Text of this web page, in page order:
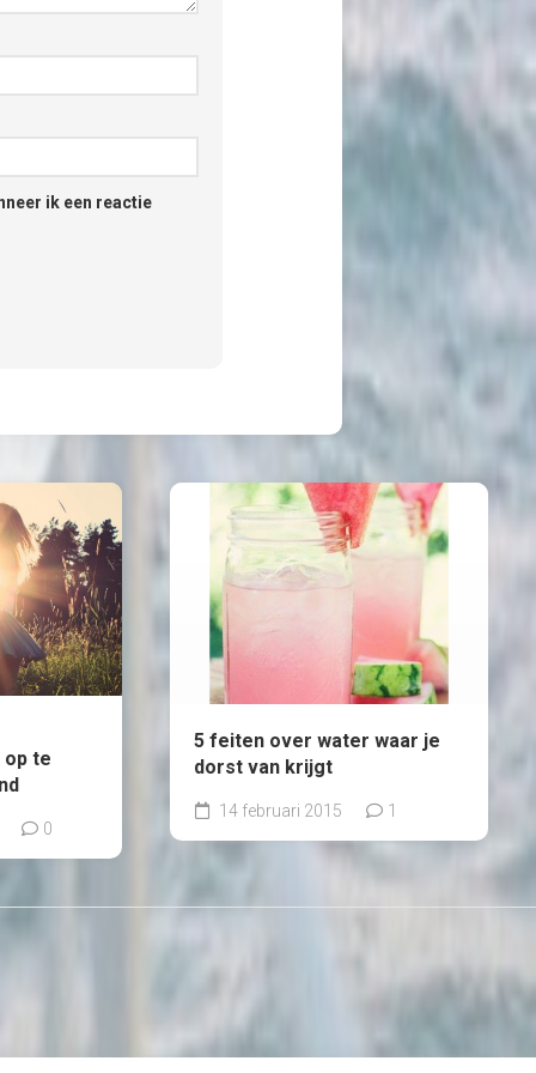
ik een reactie
op te
0
5 feiten over water waar je
dorst van krijgt
14 februari 2015 1